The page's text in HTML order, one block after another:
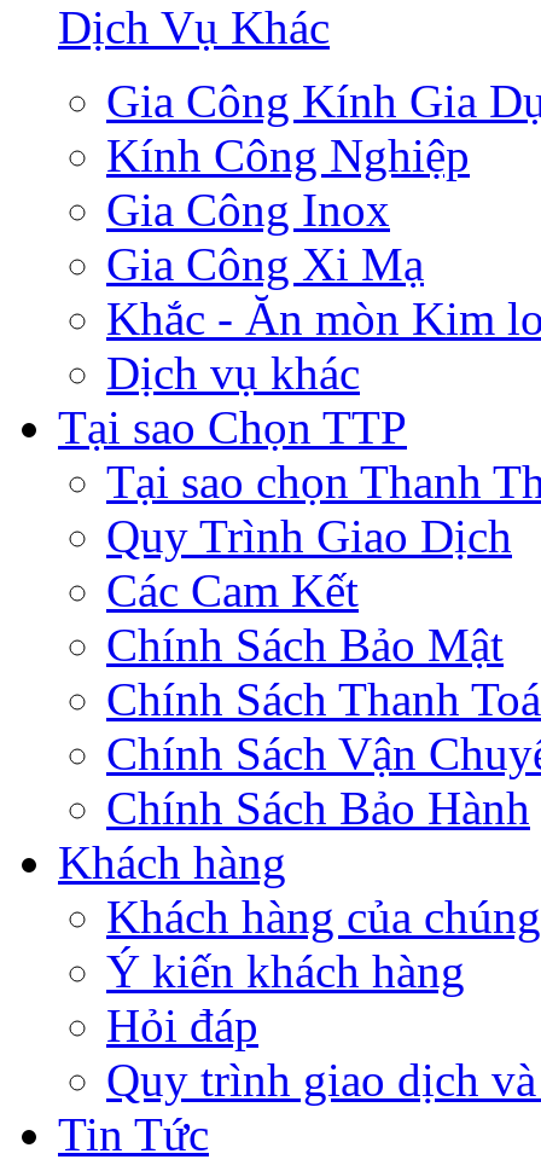
Dịch Vụ Khác
Gia Công Kính Gia
Kính Công Nghiệp
Gia Công Inox
Gia Công Xi Mạ
Khắc - Ăn mòn Kim
Dịch vụ khác
Tại sao Chọn TTP
Tại sao chọn Thanh
Quy Trình Giao Dịch
Các Cam Kết
Chính Sách Bảo Mật
Chính Sách Thanh
Chính Sách Vận
Chính Sách Bảo Hành
Khách hàng
Khách hàng của
Ý kiến khách hàng
Hỏi đáp
Quy trình giao dịch
Tin Tức